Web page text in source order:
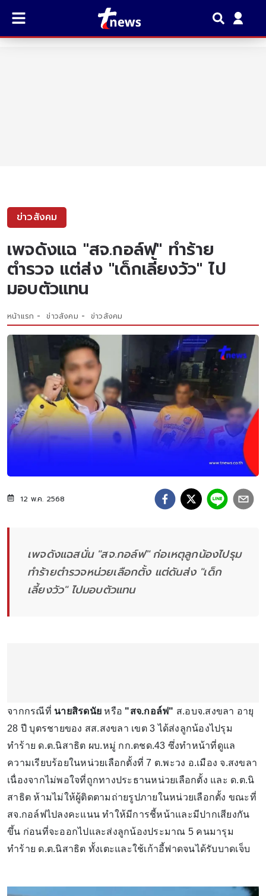
ข่าวสังคม
เพจดังแฉ "สจ.กอล์ฟ" ทำร้าย
ตำรวจ แต่ส่ง "เด็กเลี้ยงวัว" ไป
มอบตัวแทน
หน้าแรก ข่าวสังคม ข่าวสังคม
12 พ.ค. 2568
เพจดังแฉสนั่น "สจ.กอล์ฟ" ก่อเหตุลูกน้องไปรุม
ทำร้ายตำรวจหน่วยเลือกตั้ง แต่ดันส่ง "เด็ก
เลี้ยงวัว" ไปมอบตัวแทน
จากกรณีที่ นายสิรดนัยหรือ "สจ.กอล์ฟ" ส.อบจ.สงขลา อายุ
28 ปี บุตรชายของ สส.สงขลา เขต 3 ได้ส่งลูกน้องไปรุม
ทำร้าย ด.ต.นิสาธิต ผบ.หมู่ กก.ตชด.43 ซึ่งทำหน้าที่ดูแล
ความเรียบร้อยในหน่วยเลือกตั้งที่ 7 ต.พะวง อ.เมือง จ.สงขลา
เนื่องจากไม่พอใจที่ถูกทางประธานหน่วยเลือกตั้ง และ ด.ต.นิ
สาธิต ห้ามไม่ให้ผู้ติดตามถ่ายรูปภายในหน่วยเลือกตั้ง ขณะที่
สจ.กอล์ฟไปลงคะแนน ทำให้มีการชี้หน้าและมีปากเสียงกัน
ขึ้น ก่อนที่จะออกไปและส่งลูกน้องประมาณ 5 คนมารุม
ทำร้าย ด.ต.นิสาธิต ทั้งเตะและใช้เก้าอี้ฟาดจนได้รับบาดเจ็บ